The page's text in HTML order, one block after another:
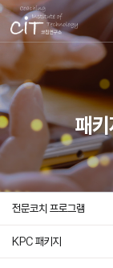
패
전문코치 프로그램
KPC 패키지